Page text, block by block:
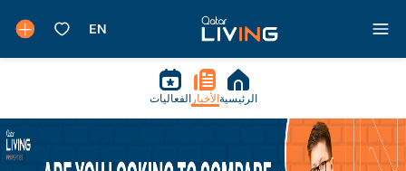
الرئيسية الأخبار الفعاليات